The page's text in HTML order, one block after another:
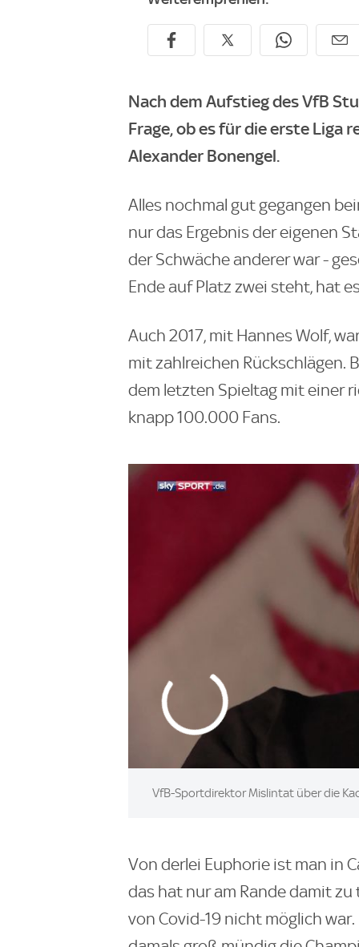
Nach dem Aufstieg des VfB
Frage, ob es für die erste Liga
Alexander Bonengel.
Alles nochmal gut gegangen
nur das Ergebnis der eigenen
der Schwäche anderer war -
Ende auf Platz zwei steht, hat
Auch 2017, mit Hannes Wolf,
mit zahlreichen Rückschlägen.
dem letzten Spieltag mit einer
knapp 100.000 Fans.
VfB-Sportdirektor Mislintat über die
Von derlei Euphorie ist man in
das hat nur am Rande damit
von Covid-19 nicht möglich